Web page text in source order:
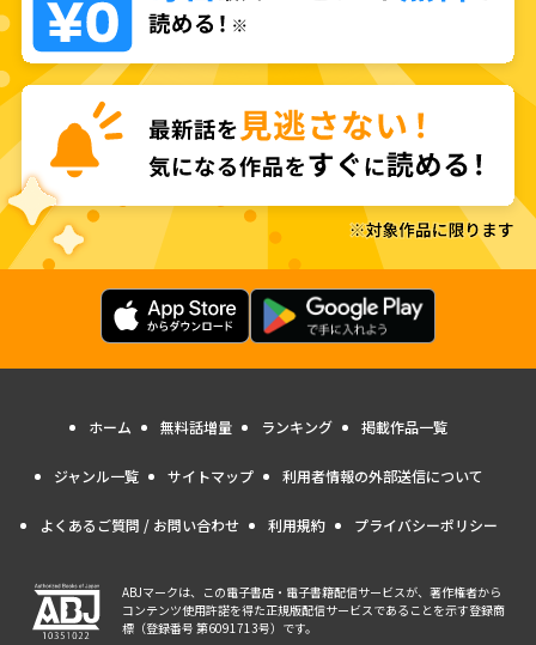
ホーム 無料話増量 ランキング 掲載作品一覧
ジャンル一覧 サイトマップ 利用者情報の外部送信について
よくあるご質問 / お問い合わせ 利用規約 プライバシーポリシー
ABJマークは、この電子書店・電子書籍配信サービスが、著作権者から
コンテンツ使用許諾を得た正規版配信サービスであることを示す登録商
標（登録番号 第6091713号）です。